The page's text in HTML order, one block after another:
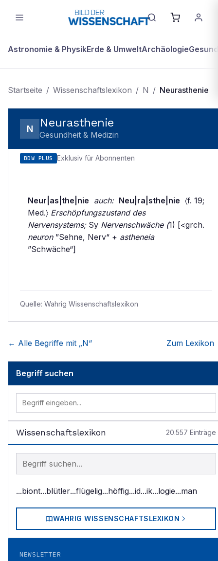
Astronomie & PhysikErde & UmweltArchäologie
Startseite / Wissenschaftslexikon / N / Neurasthenie
N Neurasthenie
Gesundheit & Medizin
BDW PLUS Exklusiv für Abonnenten
Neur|as|the|nie auch: Neu|ra|sthe|nie 〈f. 19;
Med.〉 Erschöpfungszustand des
Nervensystems;Sy Nervenschwäche (1) [<grch.
neuron”Sehne, Nerv“ + astheneia
”Schwäche“]
Quelle: Wahrig Wissenschaftslexikon
← Alle Begriffe mit „N“ Zum
Begriff suchen
Wissenschaftslexikon 20.557 Einträge
Begriff im Lexikon suchen
...biont...blütler...flügelig...höffig...id...ik...logie...man
WAHRIG WISSENSCHAFTSLEXIKON
NEWSLETTER